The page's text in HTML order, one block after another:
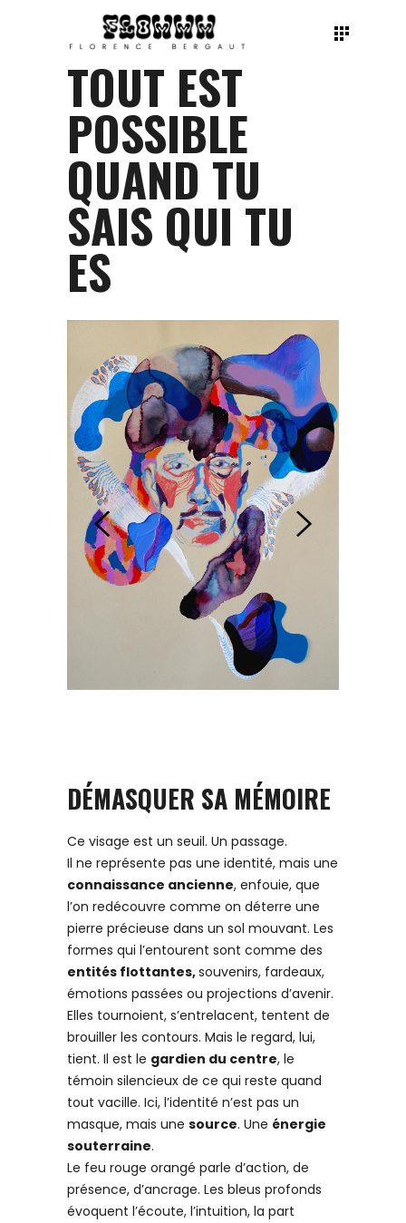
TOUT EST
POSSIBLE
QUAND TU
SAIS QUI TU
ES
DÉMASQUER SA MÉMOIRE
Ce visage est un seuil. Un passage.
Il ne représente pas une identité, mais une
connaissance ancienne, enfouie, que
l’on redécouvre comme on déterre une
pierre précieuse dans un sol mouvant. Les
formes qui l’entourent sont comme des
entités flottantes,souvenirs, fardeaux,
émotions passées ou projections d’avenir.
Elles tournoient, s’entrelacent, tentent de
brouiller les contours. Mais le regard, lui,
tient. Il est le gardien du centre, le
témoin silencieux de ce qui reste quand
tout vacille. Ici, l’identité n’est pas un
masque, mais une source. Une énergie
souterraine.
Le feu rouge orangé parle d’action, de
présence, d’ancrage. Les bleus profonds
évoquent l’écoute, l’intuition, la part